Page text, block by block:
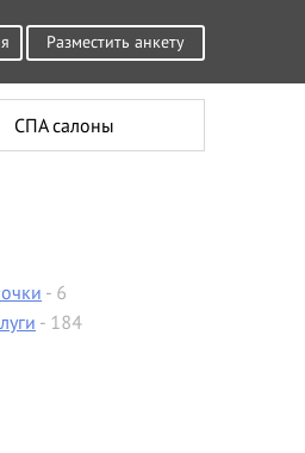
Разместить анкету
СПА салоны
- 6
- 184